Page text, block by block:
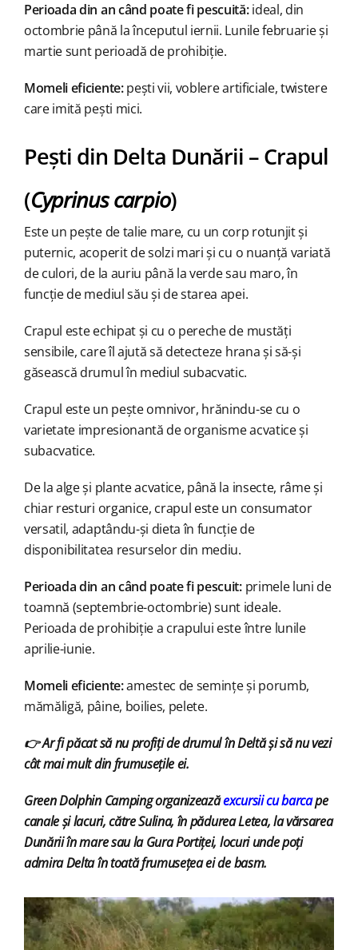
Perioada din an când poate fi pescuită:ideal, din
octombrie până la începutul iernii. Lunile februarie și
martie sunt perioadă de prohibiție.
Momeli eficiente:pești vii, voblere artificiale, twistere
care imită pești mici.
Pești din Delta Dunării – Crapul
(Cyprinus carpio)
Este un pește de talie mare, cu un corp rotunjit și
puternic, acoperit de solzi mari și cu o nuanță variată
de culori, de la auriu până la verde sau maro, în
funcție de mediul său și de starea apei.
Crapul este echipat și cu o pereche de mustăți
sensibile, care îl ajută să detecteze hrana și să-și
găsească drumul în mediul subacvatic.
Crapul este un pește omnivor, hrănindu-se cu o
varietate impresionantă de organisme acvatice și
subacvatice.
De la alge și plante acvatice, până la insecte, râme și
chiar resturi organice, crapul este un consumator
versatil, adaptându-și dieta în funcție de
disponibilitatea resurselor din mediu.
Perioada din an când poate fi pescuit:primele luni de
toamnă (septembrie-octombrie) sunt ideale.
Perioada de prohibiție a crapului este între lunile
aprilie-iunie.
Momeli eficiente:amestec de semințe și porumb,
mămăligă, pâine, boilies, pelete.
👉 Ar fi păcat să nu profiți de drumul în Deltă și să nu vezi
cât mai mult din frumusețile ei.
Green Dolphin Camping organizeazăexcursii cu barcape
canale și lacuri, către Sulina, în pădurea Letea, la vărsarea
Dunării în mare sau la Gura Portiței, locuri unde poți
admira Delta în toată frumusețea ei de basm.